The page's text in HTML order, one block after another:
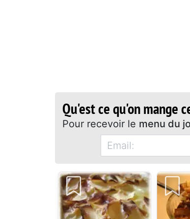
Qu'est ce qu'on mange
Pour recevoir le menu du